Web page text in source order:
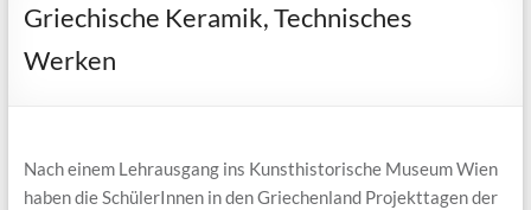
Griechische Keramik, Technisches
Werken
Nach einem Lehrausgang ins Kunsthistorische Museum Wien
haben die SchülerInnen in den Griechenland Projekttagen der